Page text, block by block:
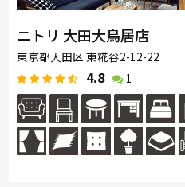
ニトリ 大田大鳥居店
東京都大田区 東糀谷2-12-22
4.8 1